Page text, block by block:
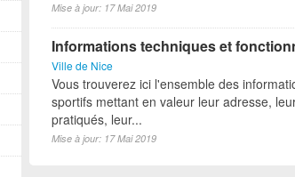
Mise à jour: 17 Mai 2019
Informations techniques et
Ville de Nice
Vous trouverez ici l'ensemble des
sportifs mettant en valeur leur adresse,
pratiqués, leur...
Mise à jour: 17 Mai 2019